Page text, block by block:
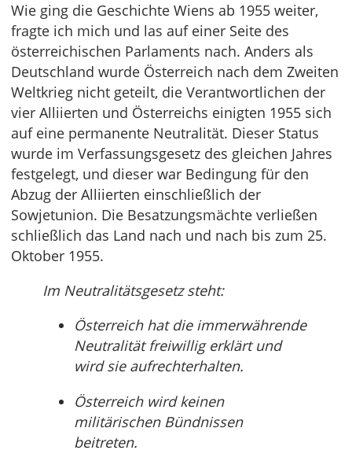
Wie ging die Geschichte Wiens ab 1955 weiter,
fragte ich mich und las auf einer Seite des
österreichischen Parlaments nach. Anders als
Deutschland wurde Österreich nach dem Zweiten
Weltkrieg nicht geteilt, die Verantwortlichen der
vier Alliierten und Österreichs einigten 1955 sich
auf eine permanente Neutralität. Dieser Status
wurde im Verfassungsgesetz des gleichen Jahres
festgelegt, und dieser war Bedingung für den
Abzug der Alliierten einschließlich der
Sowjetunion. Die Besatzungsmächte verließen
schließlich das Land nach und nach bis zum 25.
Oktober 1955.
Im Neutralitätsgesetz steht:
Österreich hat die immerwährende
Neutralität freiwillig erklärt und
wird sie aufrechterhalten.
Österreich wird keinen
militärischen Bündnissen
beitreten.